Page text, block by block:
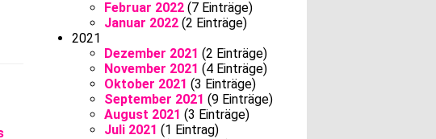
Februar 2022(7 Einträge)
Januar 2022(2 Einträge)
2021
Dezember 2021 (2 Einträge)
November 2021 (4 Einträge)
Oktober 2021 (3 Einträge)
September 2021 (9 Einträge)
August 2021 (3 Einträge)
Juli 2021 (1 Eintrag)